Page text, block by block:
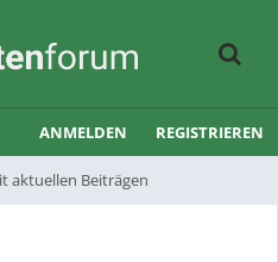
aktuellen Beiträgen
ANMELDEN REGISTRIEREN